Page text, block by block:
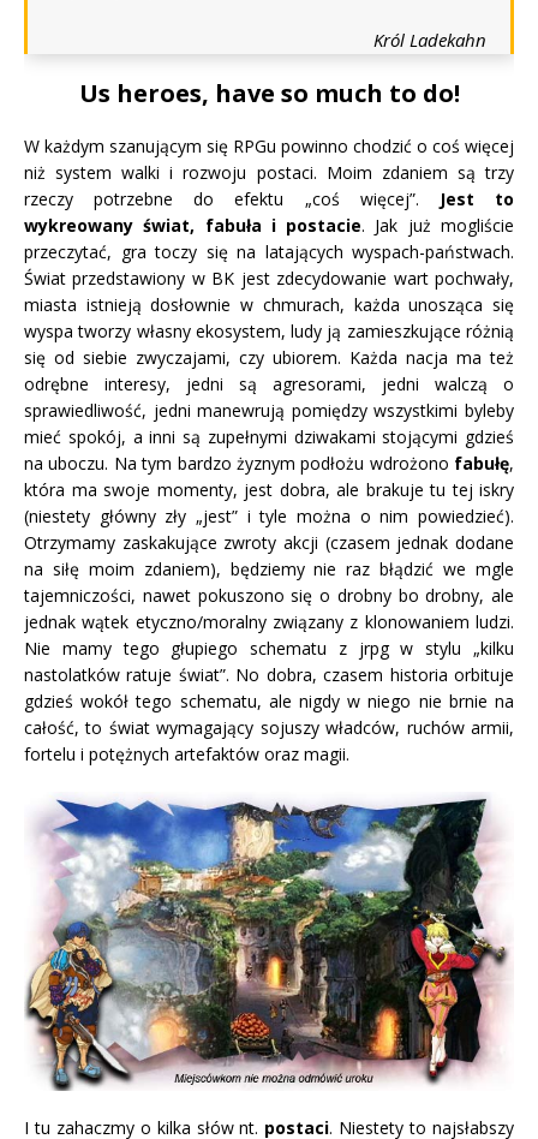
Król Ladekahn
Us heroes, have so much to do!
W każdym szanującym się RPGu powinno chodzić o coś więcej
niż system walki i rozwoju postaci. Moim zdaniem są trzy
rzeczy potrzebne do efektu „coś więcej”.
Jest to
wykreowany świat, fabuła i postacie. Jak już mogliście
przeczytać, gra toczy się na latających wyspach-państwach.
Świat przedstawiony w BK jest zdecydowanie wart pochwały,
miasta istnieją dosłownie w chmurach, każda unosząca się
wyspa tworzy własny ekosystem, ludy ją zamieszkujące różnią
się od siebie zwyczajami, czy ubiorem. Każda nacja ma też
odrębne interesy, jedni są agresorami, jedni walczą o
sprawiedliwość, jedni manewrują pomiędzy wszystkimi byleby
mieć spokój, a inni są zupełnymi dziwakami stojącymi gdzieś
na uboczu. Na tym bardzo żyznym podłożu wdrożono fabułę,
która ma swoje momenty, jest dobra, ale brakuje tu tej iskry
(niestety główny zły „jest” i tyle można o nim powiedzieć).
Otrzymamy zaskakujące zwroty akcji (czasem jednak dodane
na siłę moim zdaniem), będziemy nie raz błądzić we mgle
tajemniczości, nawet pokuszono się o drobny bo drobny, ale
jednak wątek etyczno/moralny związany z klonowaniem ludzi.
Nie mamy tego głupiego schematu z jrpg w stylu „kilku
nastolatków ratuje świat”. No dobra, czasem historia orbituje
gdzieś wokół tego schematu, ale nigdy w niego nie brnie na
całość, to świat wymagający sojuszy władców, ruchów armii,
fortelu i potężnych artefaktów oraz magii.
I tu zahaczmy o kilka słów nt. postaci. Niestety to najsłabszy